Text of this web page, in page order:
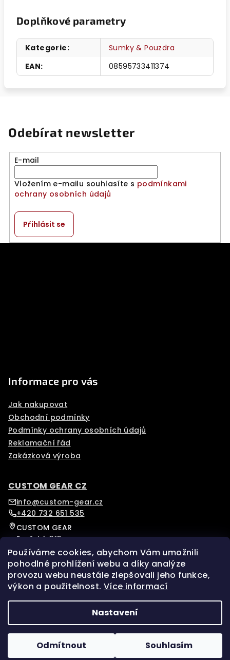
Používáme cookies, abychom Vám umožnili
pohodlné prohlížení webu a díky analýze
provozu webu neustále zlepšovali jeho funkce,
výkon a použitelnost. Více informací
Nastavení
Odmítnout Souhlasím
Doplňkové parametry
Kategorie:
Sumky & Pouzdra
EAN: 08595733411374
Odebírat newsletter
E-mail
Vložením e-mailu souhlasíte s podmínkami
ochrany osobních údajů
Přihlásit se
Informace pro vás
Jak nakupovat
Obchodní podmínky
Podmínky ochrany osobních údajů
Reklamační řád
Zakázková výroba
CUSTOM GEAR CZ
info@custom-gear.cz
+420 732 651 535
CUSTOM GEAR
Pražská 313
Písek, 39701
Czech Republic
Sledujte nás na našem Instagramu pro více novinek.
Facebook
Instagram
Copyright 2026custom-gear. Všechna práva
vyhrazena.Upravit nastavení cookies
Vytvořil Shoptet